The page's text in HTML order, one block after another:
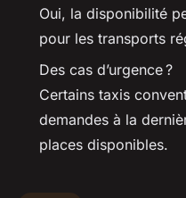
Oui, la disponibilité
pour les transports
Des cas d’urgence ?
Certains taxis
demandes à la
places disponibles.